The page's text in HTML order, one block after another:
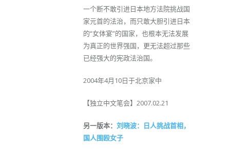
一个断不敢引进日本地方法院挑战国
家元首的法治，而只敢大胆引进日本
的“女体宴”的国家，也根本无法发展
为真正的世界强国，更无法超过那些
已经强大的宪政法治国。
2004年4月10日于北京家中
【独立中文笔会】2007.02.21
另一版本： 刘晓波：日人挑战首相，
国人围殴女子